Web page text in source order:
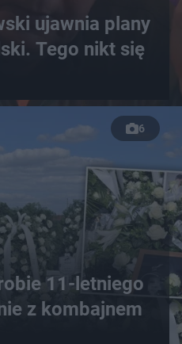
ujawnia plany
Tego nikt się
6
11-letniego
z kombajnem